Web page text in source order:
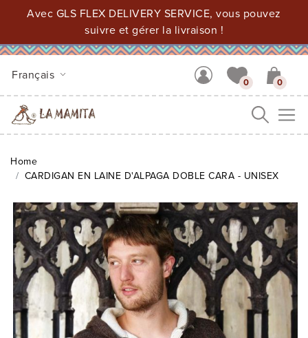
Avec GLS FLEX DELIVERY SERVICE, vous pouvez
suivre et gérer la livraison !
Français
0 0
Home
CARDIGAN EN LAINE D'ALPAGA DOBLE CARA - UNISEX